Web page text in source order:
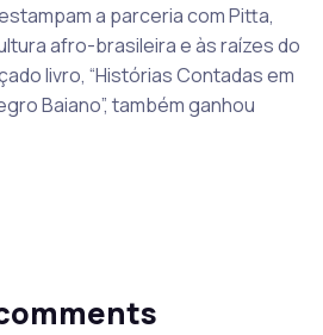
a parceria com Pitta,
afro-brasileira e às raízes do
livro, “Histórias Contadas em
Baiano”, também ganhou